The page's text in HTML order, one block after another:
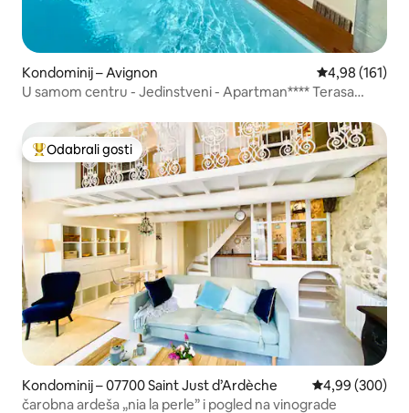
Kondominij – Avignon Prosječna
4,98 (161)
U samom centru - Jedinstveni - Apartman**** Terasa
Među najviše rangiranima s oznakom „Odabrali gosti”
Odabrali gosti
Kondominij – 07700 Saint Just d’Ardèche Prosječna
4,99 (300)
čarobna ardeša „nia la perle” i pogled na vinograde